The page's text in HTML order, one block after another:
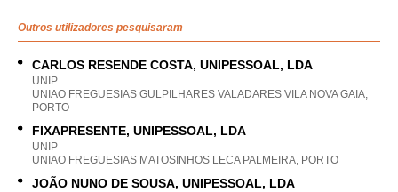
Outros utilizadores pesquisaram
CARLOS RESENDE COSTA, UNIPESSOAL, LDA
UNIP
UNIAO FREGUESIAS GULPILHARES VALADARES VILA NOVA GAIA,
PORTO
FIXAPRESENTE, UNIPESSOAL, LDA
UNIP
UNIAO FREGUESIAS MATOSINHOS LECA PALMEIRA, PORTO
JOÃO NUNO DE SOUSA, UNIPESSOAL, LDA